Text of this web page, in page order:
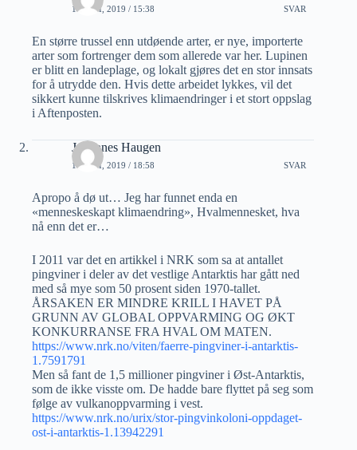
10 JULI, 2019 / 15:38 SVAR
En større trussel enn utdøende arter, er nye, importerte
arter som fortrenger dem som allerede var her. Lupinen
er blitt en landeplage, og lokalt gjøres det en stor innsats
for å utrydde den. Hvis dette arbeidet lykkes, vil det
sikkert kunne tilskrives klimaendringer i et stort oppslag
i Aftenposten.
Johannes Haugen
14 JULI, 2019 / 18:58 SVAR
Apropo å dø ut… Jeg har funnet enda en
«menneskeskapt klimaendring», Hvalmennesket, hva
nå enn det er…
I 2011 var det en artikkel i NRK som sa at antallet
pingviner i deler av det vestlige Antarktis har gått ned
med så mye som 50 prosent siden 1970-tallet.
ÅRSAKEN ER MINDRE KRILL I HAVET PÅ
GRUNN AV GLOBAL OPPVARMING OG ØKT
KONKURRANSE FRA HVAL OM MATEN.
https://www.nrk.no/viten/faerre-pingviner-i-antarktis-
1.7591791
Men så fant de 1,5 millioner pingviner i Øst-Antarktis,
som de ikke visste om. De hadde bare flyttet på seg som
følge av vulkanoppvarming i vest.
https://www.nrk.no/urix/stor-pingvinkoloni-oppdaget-
ost-i-antarktis-1.13942291